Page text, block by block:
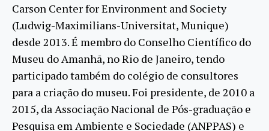
Carson Center for Environment and Society
(Ludwig-Maximilians-Universitat, Munique)
desde 2013. É membro do Conselho Científico do
Museu do Amanhã, no Rio de Janeiro, tendo
participado também do colégio de consultores
para a criação do museu. Foi presidente, de 2010 a
2015, da Associação Nacional de Pós-graduação e
Pesquisa em Ambiente e Sociedade (ANPPAS) e